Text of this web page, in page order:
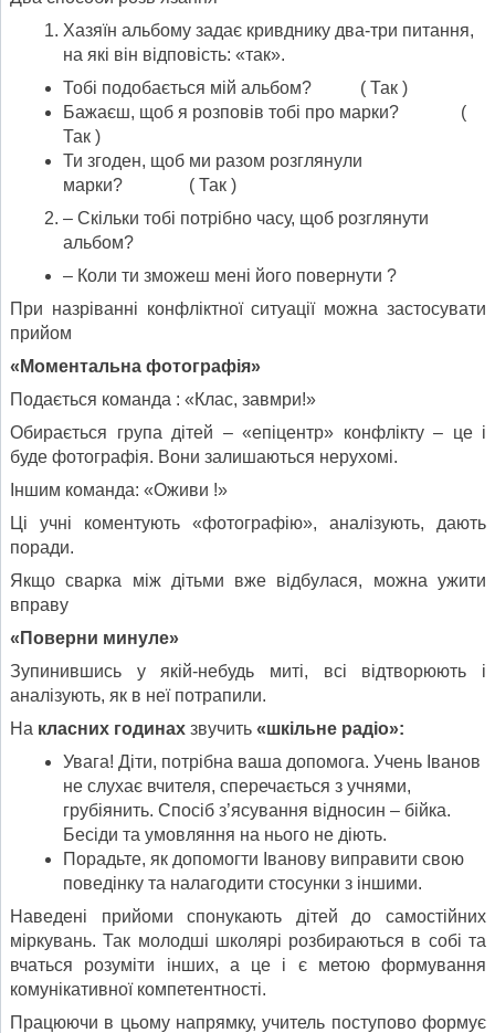
Хазяїн альбому задає кривднику два-три питання,
на які він відповість: «так».
Тобі подобається мій альбом? ( Так )
Бажаєш, щоб я розповів тобі про марки? (
Так )
Ти згоден, щоб ми разом розглянули
марки? ( Так )
– Скільки тобі потрібно часу, щоб розглянути
альбом?
– Коли ти зможеш мені його повернути ?
При назріванні конфліктної ситуації можна застосувати
прийом
«Моментальна фотографія»
Подається команда : «Клас, завмри!»
Обирається група дітей – «епіцентр» конфлікту – це і
буде фотографія. Вони залишаються нерухомі.
Іншим команда: «Оживи !»
Ці учні коментують «фотографію», аналізують, дають
поради.
Якщо сварка між дітьми вже відбулася, можна ужити
вправу
«Поверни минуле»
Зупинившись у якій-небудь миті, всі відтворюють і
аналізують, як в неї потрапили.
На класних годинах звучить «шкільне радіо»:
Увага! Діти, потрібна ваша допомога. Учень Іванов
не слухає вчителя, сперечається з учнями,
грубіянить. Спосіб з’ясування відносин – бійка.
Бесіди та умовляння на нього не діють.
Порадьте, як допомогти Іванову виправити свою
поведінку та налагодити стосунки з іншими.
Наведені прийоми спонукають дітей до самостійних
міркувань. Так молодші школярі розбираються в собі та
вчаться розуміти інших, а це і є метою формування
комунікативної компетентності.
Працюючи в цьому напрямку, учитель поступово формує